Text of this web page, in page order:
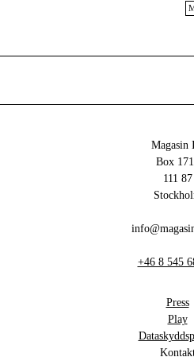
Magasin
Box
111 87
+46 8 545
Press
Play